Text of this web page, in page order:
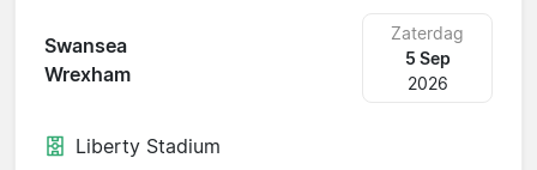
Swansea
Wrexham
Zaterdag
5 Sep
2026
Liberty Stadium